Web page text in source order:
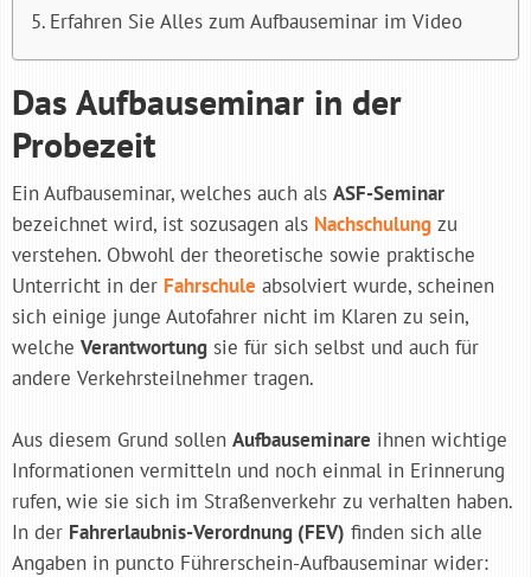
Erfahren Sie Alles zum Aufbauseminar im Video
Das Aufbauseminar in der
Probezeit
Ein Aufbauseminar, welches auch als ASF-Seminar
bezeichnet wird, ist sozusagen als Nachschulung zu
verstehen. Obwohl der theoretische sowie praktische
Unterricht in der Fahrschule absolviert wurde, scheinen
sich einige junge Autofahrer nicht im Klaren zu sein,
welche Verantwortung sie für sich selbst und auch für
andere Verkehrsteilnehmer tragen.
Aus diesem Grund sollen Aufbauseminare ihnen wichtige
Informationen vermitteln und noch einmal in Erinnerung
rufen, wie sie sich im Straßenverkehr zu verhalten haben.
In der Fahrerlaubnis-Verordnung (FEV) finden sich alle
Angaben in puncto Führerschein-Aufbauseminar wider: